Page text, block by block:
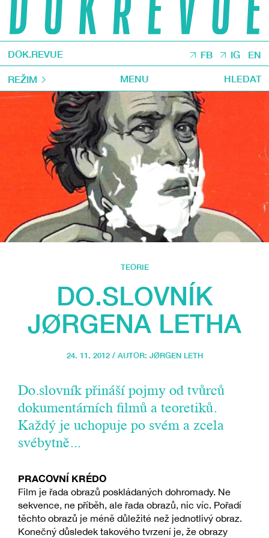
DOK.REVUE FB IG EN
REŽIM MENU HLEDAT
TEORIE
DO.SLOVNÍK
JØRGENA LETHA
24. 11. 2012 / AUTOR: JØRGEN LETH
Do.slovník přináší pojmy od tvůrců
dokumentárních filmů a teoretiků.
Každý je uchopuje po svém a zcela
svébytně...
PRACOVNÍ KRÉDO
Film je řada obrazů poskládaných dohromady. Ne
sekvence, ne příběh, ale řada obrazů, nic víc. Pořadí
těchto obrazů je méně důležité než jednotlivý obraz.
Konečný důsledek takového tvrzení je, že obrazy